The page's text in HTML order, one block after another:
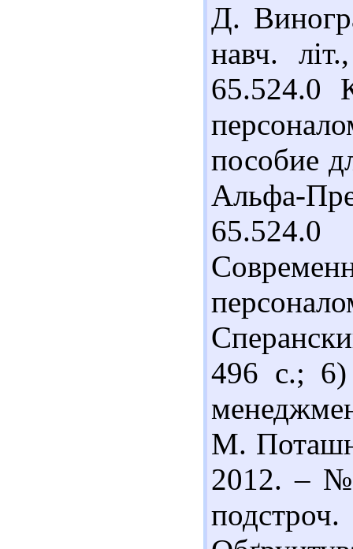
Д.
навч.
65.524.0
пособие
Альфа-
496 с.;
М.
2012. –